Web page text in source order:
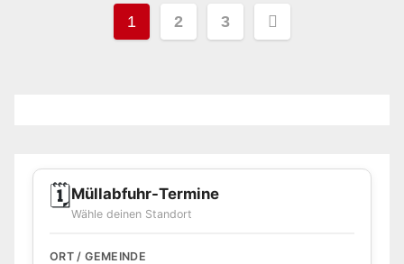
Seitennummerierung
der
1 2 3
🗓️Müllabfuhr-Termine
Wähle deinen Standort
ORT / GEMEINDE